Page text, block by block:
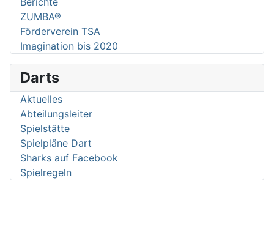
ZUMBA®
Förderverein TSA
Imagination bis 2020
Darts
Aktuelles
Abteilungsleiter
Spielstätte
Spielpläne Dart
Sharks auf Facebook
Spielregeln